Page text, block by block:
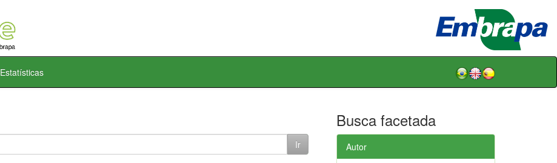
Estatísticas
Busca facetada
Autor